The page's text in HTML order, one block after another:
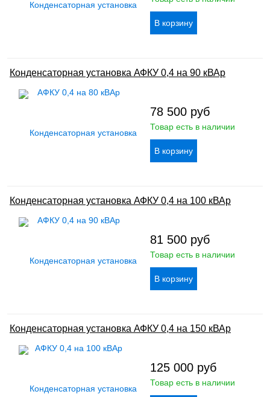
Конденсаторная установка АФКУ 0,4 на 90 кВАр
78 500 руб
Товар есть в наличии
Конденсаторная установка АФКУ 0,4 на 100 кВАр
81 500 руб
Товар есть в наличии
Конденсаторная установка АФКУ 0,4 на 150 кВАр
125 000 руб
Товар есть в наличии